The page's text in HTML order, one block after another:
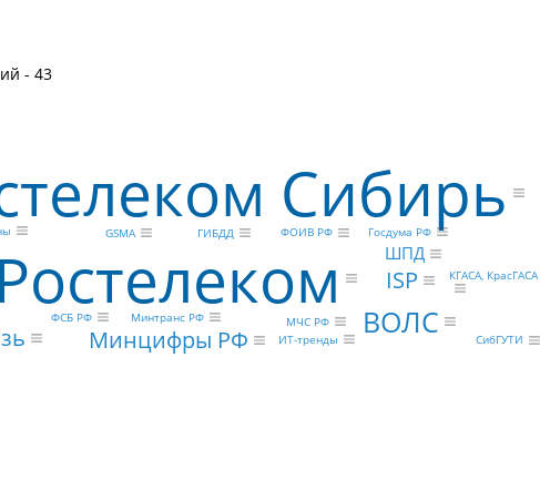
- 43
Ростелеком
Сибирь
ВОЛС
Минцифры РФ
ISP
ШПД
ФОИВ РФ
ГИБДД
GSMA
ФСБ РФ Минтранс РФ МЧС РФ
Госдума РФ
ИТ-тренды
КГАСА, КрасГАСА
СибГУТИ